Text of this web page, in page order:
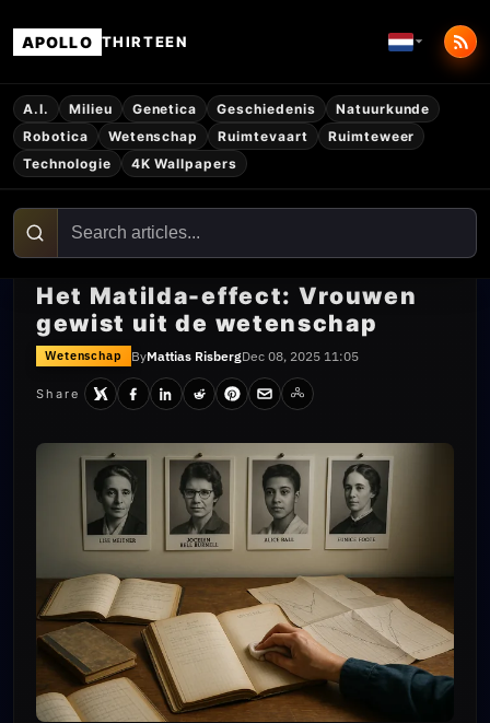
APOLLO THIRTEEN
A.I. Milieu Genetica Geschiedenis
Natuurkunde
Robotica
Wetenschap Ruimtevaart
Ruimteweer
Technologie
4K Wallpapers
Het Matilda-effect: Vrouwen
gewist uit de wetenschap
Wetenschap ByMattias RisbergDec 08, 2025 11:05
Share